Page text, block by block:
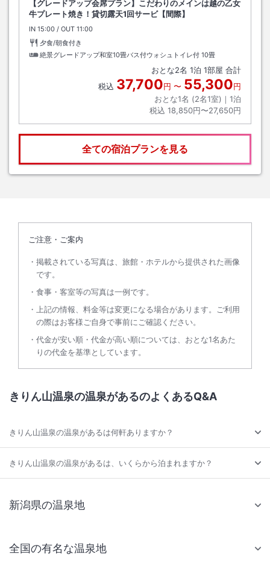
【グレードアップ会席プラン】こだわりのメインは越の乙女
牛プレート焼き！貸切露天1回サービ【間際】
IN チェックイン
15:00 / OUT チェックアウト
11:00
夕食/朝食付き
絶景グレードアップ和室10畳バス付ウォシュトイレ付 10畳
おとな2名 1泊 1部屋 合計
税込 37,700円 〜 55,300円
おとな1名 (2名1室)｜ 1泊
税込 18,850円〜27,650円
全ての宿泊プランを見る
ご注意・ご案内
掲載されている写真は、旅館・ホテルから提供された画像
です。
食事・客室等の写真は一例です。
上記の情報、料金等は変更になる場合があります。ご利用
の際はお客様ご自身で事前にご確認ください。
代金が安い順・代金が高い順については、おとな1名あた
りの代金を基準としています。
きりん山温泉の温泉があるのよくあるQ&A
きりん山温泉の温泉があるは何軒ありますか？
きりん山温泉の温泉があるは、いくらから泊まれますか？
新潟県の温泉地
全国の有名な温泉地